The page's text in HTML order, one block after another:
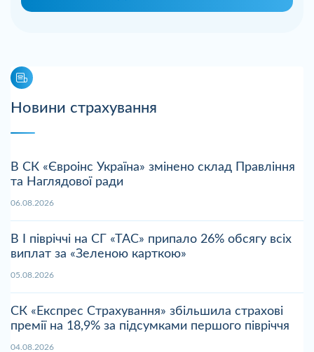
Новини страхування
В СК «Євроінс Україна» змінено склад Правління
та Наглядової ради
06.08.2026
В І півріччі на СГ «ТАС» припало 26% обсягу всіх
виплат за «Зеленою карткою»
05.08.2026
СК «Експрес Страхування» збільшила страхові
премії на 18,9% за підсумками першого півріччя
04.08.2026